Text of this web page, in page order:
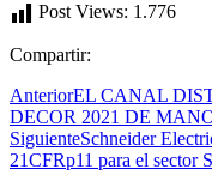
Post Views: 1.776
Compartir:
AnteriorEL CANAL
DECOR 2021 DE
SiguienteSchneider
21CFRp11 para el sector